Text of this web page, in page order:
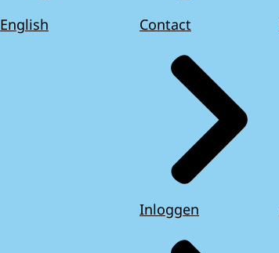
English Contact
Inloggen